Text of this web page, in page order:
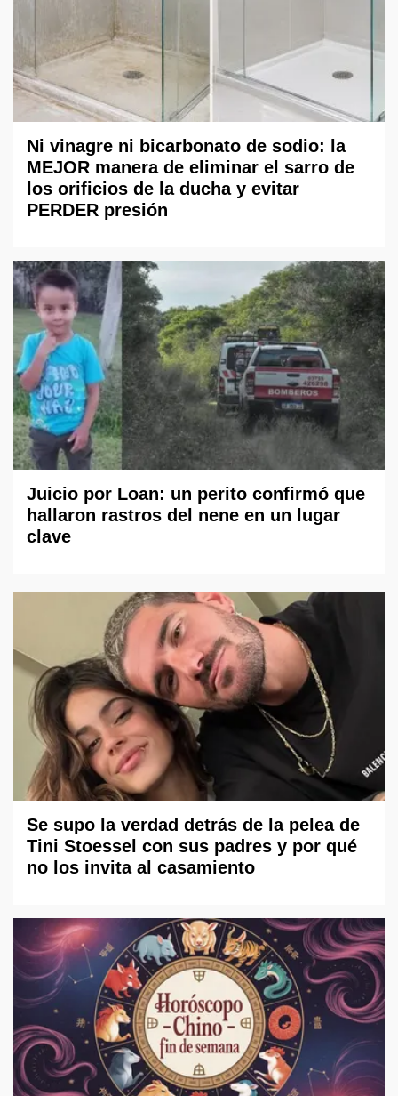
Ni vinagre ni bicarbonato de sodio: la
MEJOR manera de eliminar el sarro de
los orificios de la ducha y evitar
PERDER presión
Juicio por Loan: un perito confirmó que
hallaron rastros del nene en un lugar
clave
Se supo la verdad detrás de la pelea de
Tini Stoessel con sus padres y por qué
no los invita al casamiento